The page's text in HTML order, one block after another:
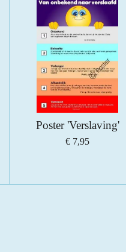
Poster 'Verslaving'
€ 7,95